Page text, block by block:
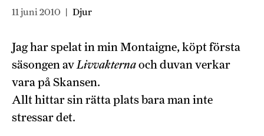
11 juni 2010 | Djur
Jag har spelat in min Montaigne, köpt första
säsongen avLivvakternaoch duvan verkar
vara på Skansen.
Allt hittar sin rätta plats bara man inte
stressar det.